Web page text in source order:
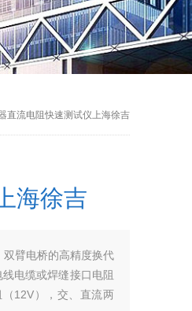
直流电阻快速测试仪上海徐吉
海徐吉
臂电桥的高精度换代
电缆或焊缝接口电阻
12V），交、直流两